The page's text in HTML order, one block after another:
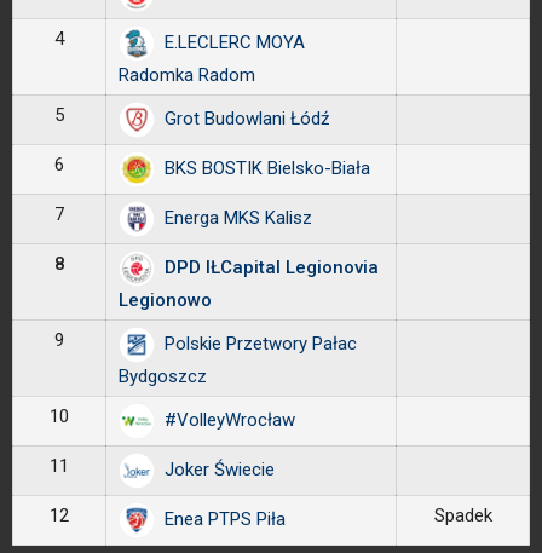
4
E.LECLERC MOYA
Radomka Radom
5
Grot Budowlani Łódź
6 BKS BOSTIK Bielsko-Biała
7 Energa MKS Kalisz
8
DPD IŁCapital Legionovia
Legionowo
9
Polskie Przetwory Pałac
Bydgoszcz
10
#VolleyWrocław
11 Joker Świecie
12 Enea PTPS Piła Spadek